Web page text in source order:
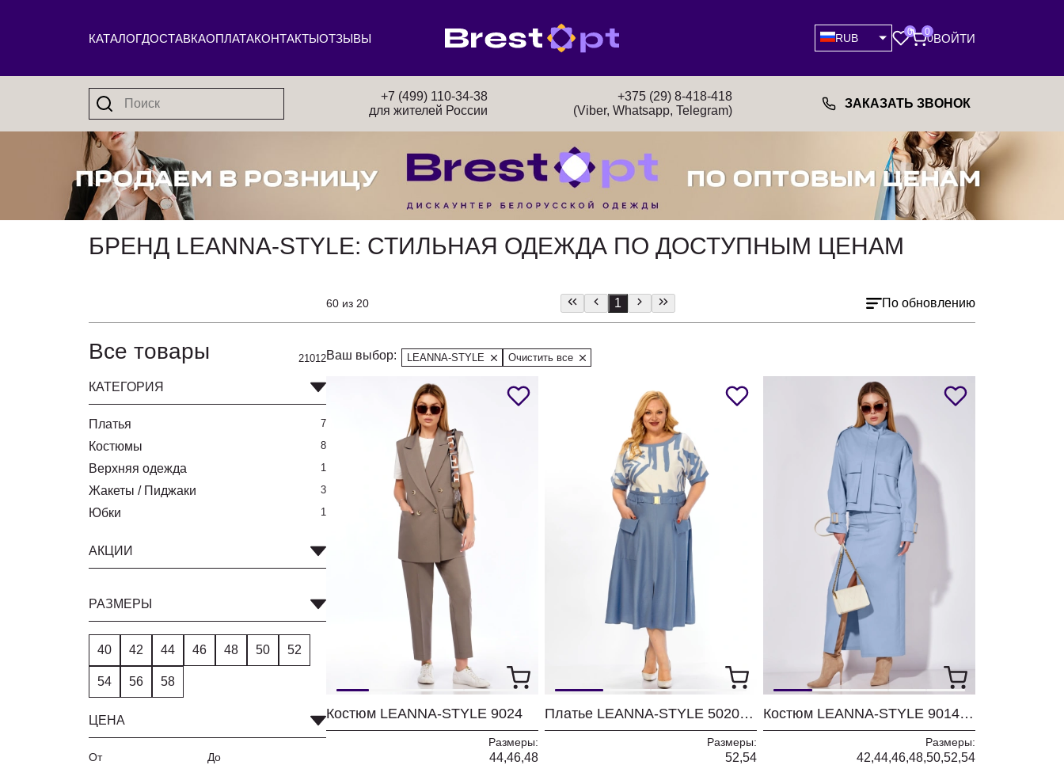
КАТАЛОГДОСТАВКАОПЛАТАКОНТАКТЫОТЗЫВЫ RUB
0 0
0ВОЙТИ
+7 (499) 110-34-38
для жителей России
+375 (29) 8-418-418
(Viber, Whatsapp, Telegram)
ЗАКАЗАТЬ ЗВОНОК
БРЕНД LEANNA-STYLE: СТИЛЬНАЯ ОДЕЖДА ПО ДОСТУПНЫМ ЦЕНАМ
60 из 20 По обновлению
1
Все товары 21012
КАТЕГОРИЯ
Платья 7
Костюмы 8
Верхняя одежда 1
Жакеты / Пиджаки 3
Юбки 1
АКЦИИ
РАЗМЕРЫ
40 42 44 46 48 50 52
54 56 58
ЦЕНА
От До
Ваш выбор: LEANNA-STYLE Очистить все
Костюм LEANNA-STYLE 9024
Размеры:
44,46,48
Платье LEANNA-STYLE 5020 голубой
Размеры:
52,54
Костюм LEANNA-STYLE 9014-2 голубой цвет
Размеры:
42,44,46,48,50,52,54